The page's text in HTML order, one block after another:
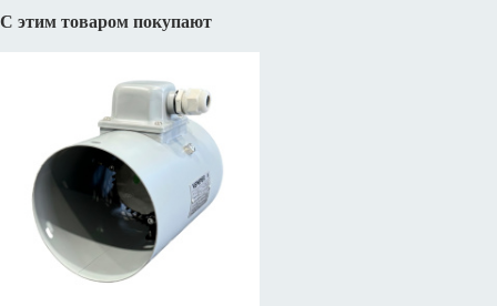
С этим товаром покупают